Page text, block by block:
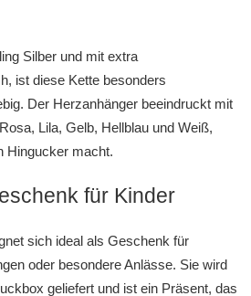
Silber und mit extra
ist diese Kette besonders
Der Herzanhänger beeindruckt mit
Lila, Gelb, Hellblau und Weiß,
Hingucker macht.
für Kinder
sich ideal als Geschenk für
oder besondere Anlässe. Sie wird
geliefert und ist ein Präsent, das